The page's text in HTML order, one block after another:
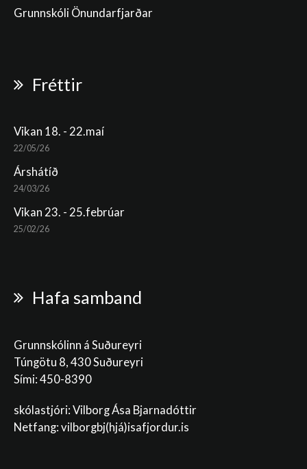
Grunnskóli Önundarfjarðar
Fréttir
Vikan 18. - 22.maí
22/05/26
Árshátíð
24/03/26
Vikan 23. - 25.febrúar
25/02/26
Hafa samband
Grunnskólinn á Suðureyri
Túngötu 8, 430 Suðureyri
Sími: 450-8390
skólastjóri: Vilborg Ása Bjarnadóttir
Netfang: vilborgbj(hjá)isafjordur.is